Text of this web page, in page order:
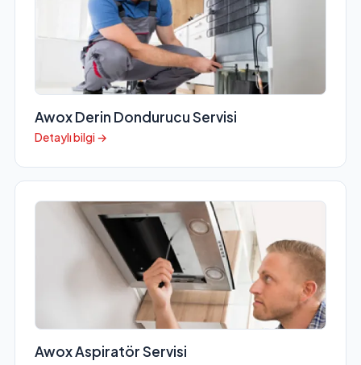
Awox Derin Dondurucu Servisi
Detaylı bilgi →
Awox Aspiratör Servisi